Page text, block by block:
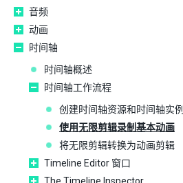
音频
动画
时间轴
时间轴概述
时间轴工作流程
创建时间轴资源和时间轴实例
使用无限剪辑录制基本动画
将无限剪辑转换为动画剪辑
Timeline Editor 窗口